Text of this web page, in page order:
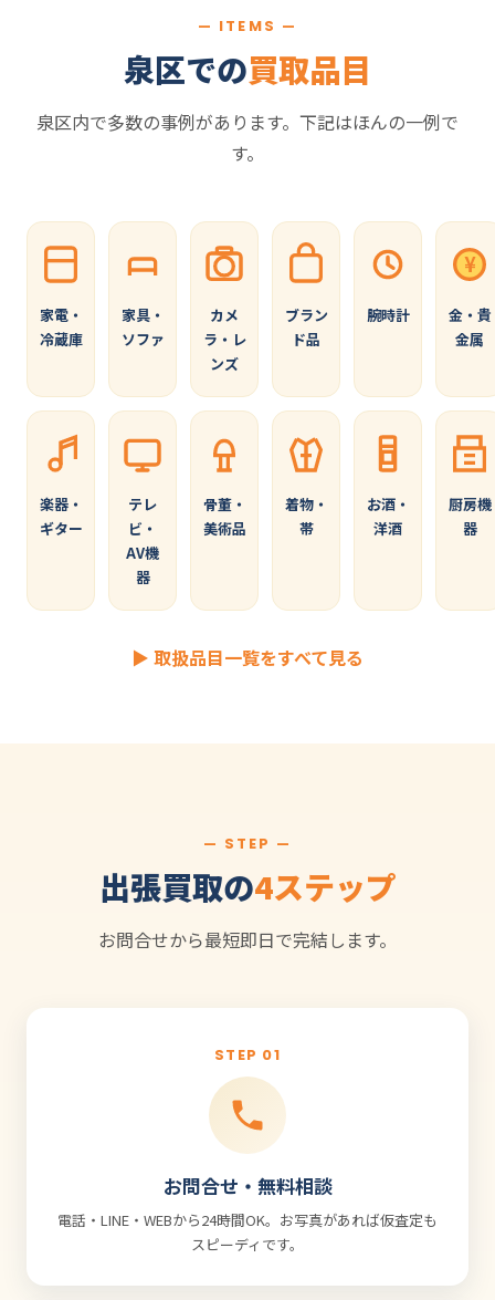
— ITEMS —
泉区での買取品目
泉区内で多数の事例があります。下記はほんの一例で
す。
家電・
冷蔵庫
家具・
ソファ
カメ
ラ・レ
ンズ
ブラン
ド品
腕時計
¥
金・貴
金属
楽器・
ギター
テレ
ビ・
AV機
器
骨董・
美術品
着物・
帯
お酒・
洋酒
厨房機
器
▶ 取扱品目一覧をすべて見る
— STEP —
出張買取の4ステップ
お問合せから最短即日で完結します。
STEP 01
お問合せ・無料相談
電話・LINE・WEBから24時間OK。お写真があれば仮査定も
スピーディです。